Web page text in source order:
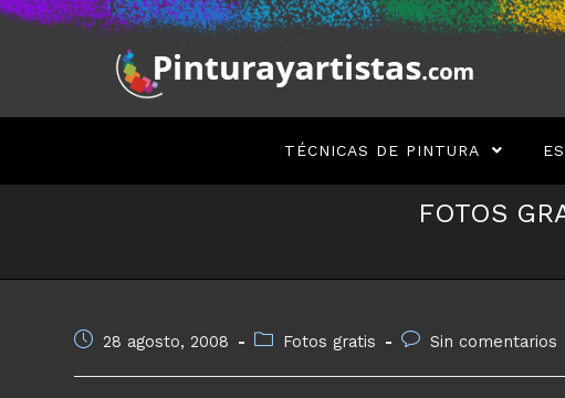
Saltar
TÉCNICAS DE PINTURA
FOTOS
Publicación
28 agosto, 2008
Categoría
Fotos gratis
Comentarios
Sin comentarios